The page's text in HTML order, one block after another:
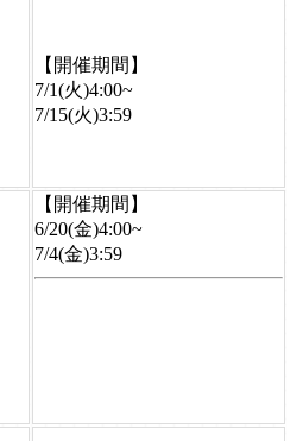
【開催期間】
7/1(火)4:00~
7/15(火)3:59
【開催期間】
6/20(金)4:00~
7/4(金)3:59